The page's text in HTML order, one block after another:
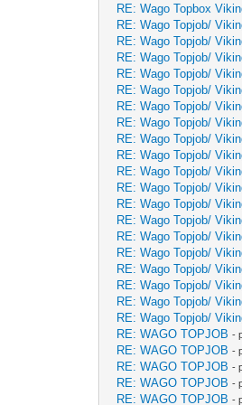
RE: Wago Topbox
RE: Wago Topjob/
RE: Wago Topjob/
RE: Wago Topjob/
RE: Wago Topjob/
RE: Wago Topjob/
RE: Wago Topjob/
RE: Wago Topjob/
RE: Wago Topjob/
RE: Wago Topjob/
RE: Wago Topjob/
RE: Wago Topjob/
RE: Wago Topjob/
RE: Wago Topjob/
RE: Wago Topjob/
RE: Wago Topjob/
RE: Wago Topjob/
RE: Wago Topjob/
RE: Wago Topjob/
RE: Wago Topjob/
RE: WAGO TOPJOB -
RE: WAGO TOPJOB -
RE: WAGO TOPJOB -
RE: WAGO TOPJOB -
RE: WAGO TOPJOB -